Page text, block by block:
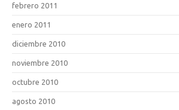
febrero 2011
enero 2011
diciembre 2010
noviembre 2010
octubre 2010
agosto 2010